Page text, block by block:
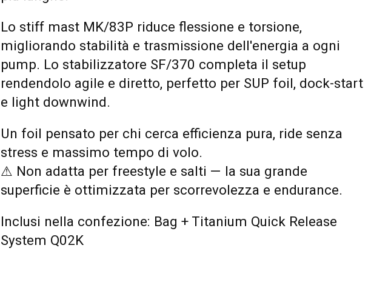
Lo stiff mast MK/83P riduce flessione e torsione,
migliorando stabilità e trasmissione dell'energia a ogni
pump. Lo stabilizzatore SF/370 completa il setup
rendendolo agile e diretto, perfetto per SUP foil, dock-start
e light downwind.
Un foil pensato per chi cerca efficienza pura, ride senza
stress e massimo tempo di volo.
⚠ Non adatta per freestyle e salti — la sua grande
superficie è ottimizzata per scorrevolezza e endurance.
Inclusi nella confezione: Bag + Titanium Quick Release
System Q02K